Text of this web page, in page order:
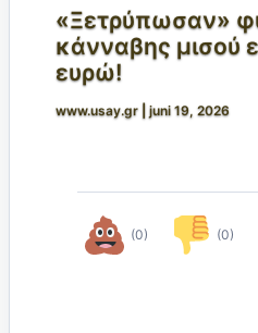
«Ξετρύπωσαν»
κάνναβης μισού
ευρώ!
www.usay.gr juni 19, 2026
(0) (0)